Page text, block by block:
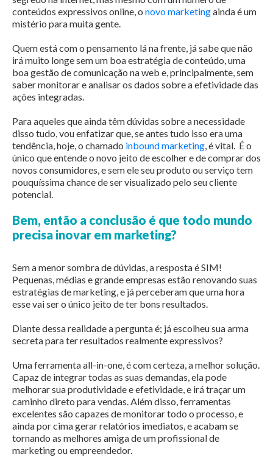
conteúdos expressivos online, o novo marketingainda é um
mistério para muita gente.
Quem está com o pensamento lá na frente, já sabe que não
irá muito longe sem um boa estratégia de conteúdo, uma
boa gestão de comunicação na web e, principalmente, sem
saber monitorar e analisar os dados sobre a efetividade das
ações integradas.
Para aqueles que ainda têm dúvidas sobre a necessidade
disso tudo, vou enfatizar que, se antes tudo isso era uma
tendência, hoje, o chamado inbound marketing, é vital. É o
único que entende o novo jeito de escolher e de comprar dos
novos consumidores, e sem ele seu produto ou serviço tem
pouquíssima chance de ser visualizado pelo seu cliente
potencial.
Bem, então a conclusão é que todo mundo
precisa inovar em marketing?
Sem a menor sombra de dúvidas, a resposta é SIM!
Pequenas, médias e grande empresas estão renovando suas
estratégias de marketing, e já perceberam que uma hora
esse vai ser o único jeito de ter bons resultados.
Diante dessa realidade a pergunta é; já escolheu sua arma
secreta para ter resultados realmente expressivos?
Uma ferramenta all-in-one, é com certeza, a melhor solução.
Capaz de integrar todas as suas demandas, ela pode
melhorar sua produtividade e efetividade, e irá traçar um
caminho direto para vendas. Além disso, ferramentas
excelentes são capazes de monitorar todo o processo, e
ainda por cima gerar relatórios imediatos, e acabam se
tornando as melhores amiga de um profissional de
marketing ou empreendedor.